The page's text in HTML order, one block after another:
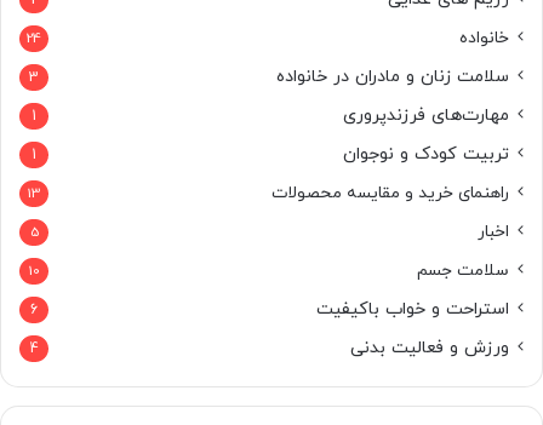
خانواده 24
سلامت زنان و مادران در خانواده 3
مهارت‌های فرزندپروری 1
تربیت کودک و نوجوان 1
راهنمای خرید و مقایسه محصولات 13
اخبار 5
سلامت جسم 10
استراحت و خواب باکیفیت 6
ورزش و فعالیت بدنی 4